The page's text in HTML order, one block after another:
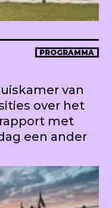
PROGRAMMA
van
over het
met
een ander